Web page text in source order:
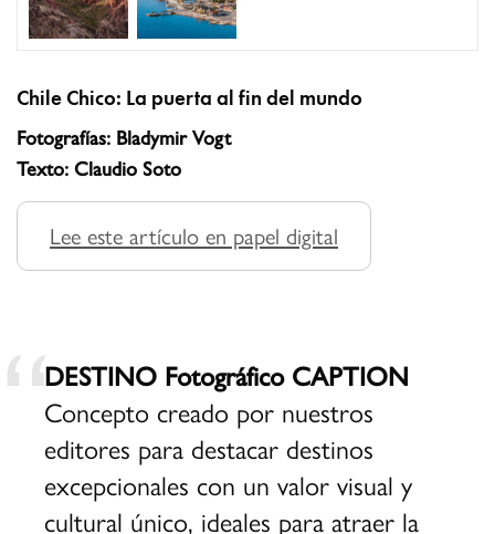
Chile Chico: La puerta al fin del mundo
Fotografías: Bladymir Vogt
Texto: Claudio Soto
Lee este artículo en papel digital
DESTINO Fotográfico CAPTION
Concepto creado por nuestros
editores para destacar destinos
excepcionales con un valor visual y
cultural único, ideales para atraer la